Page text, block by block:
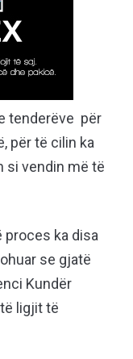
tenderëve për
për të cilin ka
si vendin më të
proces ka disa
se gjatë
Kundër
ligjit të